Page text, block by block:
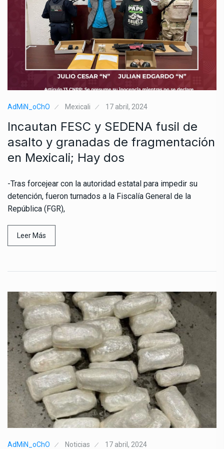
AdMiN_oChO Mexicali 17 abril, 2024
Incautan FESC y SEDENA fusil de
asalto y granadas de fragmentación
en Mexicali; Hay dos
-Tras forcejear con la autoridad estatal para impedir su
detención, fueron turnados a la Fiscalía General de la
República (FGR),
Leer Más
AdMiN_oChO Noticias 17 abril, 2024